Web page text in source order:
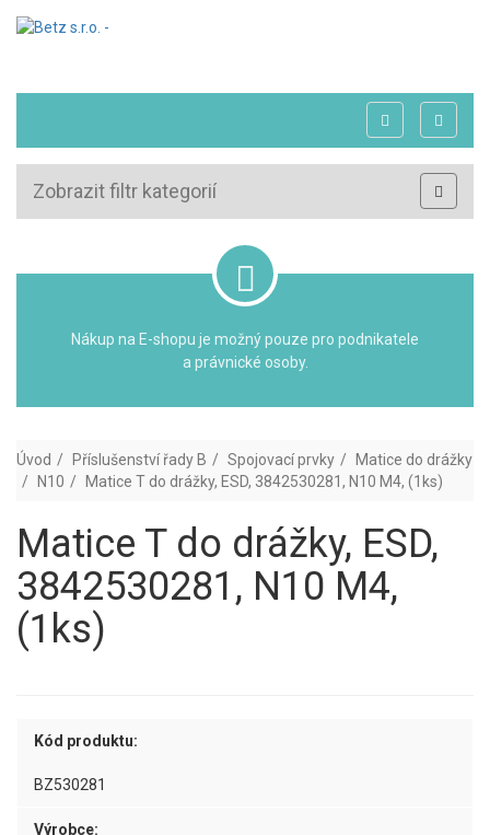
Zobrazit filtr kategorií
Nákup na E-shopu je možný pouze pro podnikatele
a právnické osoby.
Úvod Příslušenství řady B Spojovací prvky
Matice do drážky
N10
Matice T do drážky, ESD, 3842530281, N10 M4, (1ks)
Matice T do drážky, ESD,
3842530281, N10 M4,
(1ks)
Kód produktu:
BZ530281
Výrobce: